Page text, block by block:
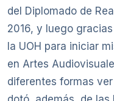
del Diplomado de
2016, y luego
la UOH para iniciar
en Artes
diferentes formas